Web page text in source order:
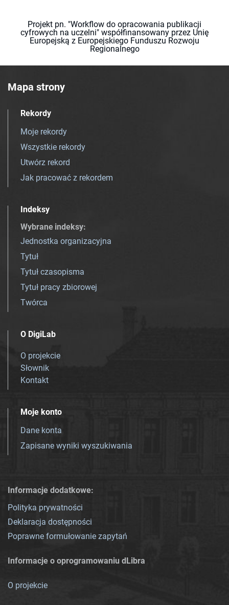
Projekt pn. "Workflow do opracowania publikacji
cyfrowych na uczelni" współfinansowany przez Unię
Europejską z Europejskiego Funduszu Rozwoju
Regionalnego
Mapa strony
Rekordy
Moje rekordy
Wszystkie rekordy
Utwórz rekord
Jak pracować z rekordem
Indeksy
Wybrane indeksy:
Jednostka organizacyjna
Tytuł
Tytuł czasopisma
Tytuł pracy zbiorowej
Twórca
O DigiLab
O projekcie
Słownik
Kontakt
Moje konto
Dane konta
Zapisane wyniki wyszukiwania
Informacje dodatkowe:
Polityka prywatności
Deklaracja dostępności
Poprawne formułowanie zapytań
Informacje o oprogramowaniu dLibra
O projekcie